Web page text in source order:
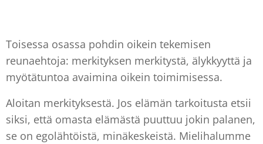
Toisessa osassa pohdin oikein tekemisen
reunaehtoja: merkityksen merkitystä, älykkyyttä ja
myötätuntoa avaimina oikein toimimisessa.
Aloitan merkityksestä. Jos elämän tarkoitusta etsii
siksi, että omasta elämästä puuttuu jokin palanen,
se on egolähtöistä, minäkeskeistä. Mielihalumme